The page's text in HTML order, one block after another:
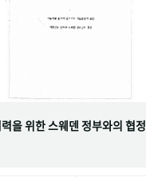
을 위한 스웨덴 정부와의 협정